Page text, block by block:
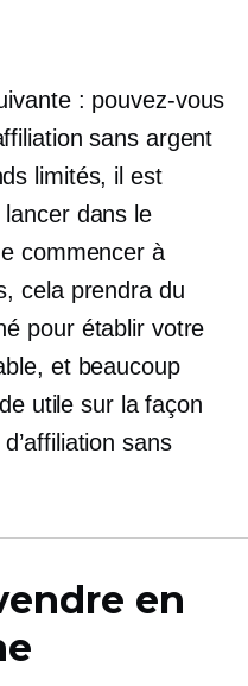
: pouvez-vous
sans argent
limités, il est
dans le
commencer à
cela prendra du
pour établir votre
et beaucoup
utile sur la façon
sans
en